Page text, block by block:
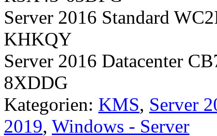
Server 2016 Standard
KHKQY
Server 2016 Datacenter
8XDDG
Kategorien: KMS, Server
2019, Windows - Server